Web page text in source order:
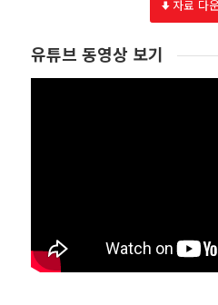
자료 다
유튜브 동영상 보기